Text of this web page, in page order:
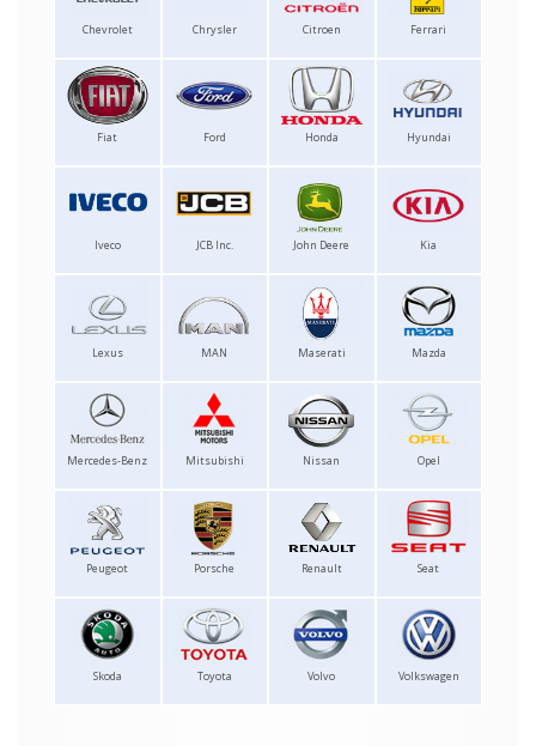
Chevrolet Chrysler Citroen Ferrari
Fiat Ford Honda Hyundai
Iveco JCB Inc. John Deere Kia
Lexus MAN Maserati Mazda
Mercedes-Benz Mitsubishi Nissan Opel
Peugeot Porsche Renault Seat
Skoda Toyota Volvo Volkswagen